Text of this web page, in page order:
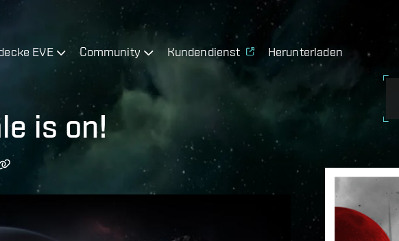
EVE Community Kundendienst Herunterladen
is on!